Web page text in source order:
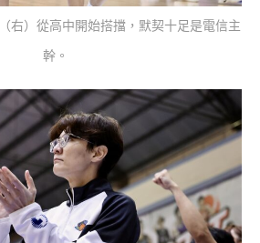
右）從高中開始搭擋，默契十足是電信主
幹。